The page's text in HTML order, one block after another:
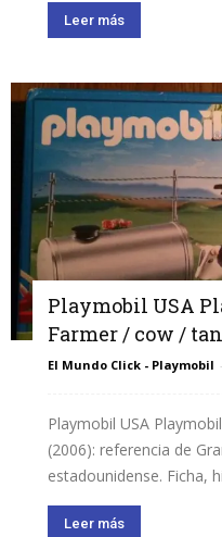
Leer más
Playmobil USA
Farmer / cow /
El Mundo Click - Playmobil -
Playmobil USA
(2006): referencia de
estadounidense. Ficha,
Leer más